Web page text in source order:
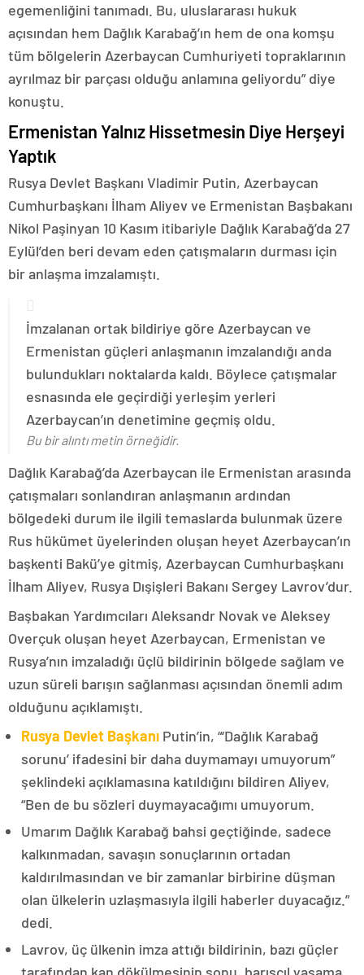
egemenliğini tanımadı. Bu, uluslararası hukuk
açısından hem Dağlık Karabağ’ın hem de ona komşu
tüm bölgelerin Azerbaycan Cumhuriyeti topraklarının
ayrılmaz bir parçası olduğu anlamına geliyordu” diye
konuştu.
Ermenistan Yalnız Hissetmesin Diye Herşeyi
Yaptık
Rusya Devlet Başkanı Vladimir Putin, Azerbaycan
Cumhurbaşkanı İlham Aliyev ve Ermenistan Başbakanı
Nikol Paşinyan 10 Kasım itibariyle Dağlık Karabağ’da 27
Eylül’den beri devam eden çatışmaların durması için
bir anlaşma imzalamıştı.
İmzalanan ortak bildiriye göre Azerbaycan ve
Ermenistan güçleri anlaşmanın imzalandığı anda
bulundukları noktalarda kaldı. Böylece çatışmalar
esnasında ele geçirdiği yerleşim yerleri
Azerbaycan’ın denetimine geçmiş oldu.
Bu bir alıntı metin örneğidir.
Dağlık Karabağ’da Azerbaycan ile Ermenistan arasında
çatışmaları sonlandıran anlaşmanın ardından
bölgedeki durum ile ilgili temaslarda bulunmak üzere
Rus hükümet üyelerinden oluşan heyet Azerbaycan’ın
başkenti Bakü’ye gitmiş, Azerbaycan Cumhurbaşkanı
İlham Aliyev, Rusya Dışişleri Bakanı Sergey Lavrov’dur.
Başbakan Yardımcıları Aleksandr Novak ve Aleksey
Overçuk oluşan heyet Azerbaycan, Ermenistan ve
Rusya’nın imzaladığı üçlü bildirinin bölgede sağlam ve
uzun süreli barışın sağlanması açısından önemli adım
olduğunu açıklamıştı.
Rusya Devlet Başkanı Putin’in, “‘Dağlık Karabağ
sorunu’ ifadesini bir daha duymamayı umuyorum”
şeklindeki açıklamasına katıldığını bildiren Aliyev,
“Ben de bu sözleri duymayacağımı umuyorum.
Umarım Dağlık Karabağ bahsi geçtiğinde, sadece
kalkınmadan, savaşın sonuçlarının ortadan
kaldırılmasından ve bir zamanlar birbirine düşman
olan ülkelerin uzlaşmasıyla ilgili haberler duyacağız.”
dedi.
Lavrov, üç ülkenin imza attığı bildirinin, bazı güçler